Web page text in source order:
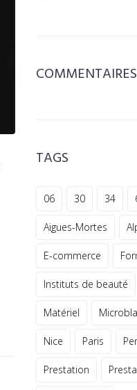
TAGS
06 30 34
Aigues-Mortes
E-commerce
Instituts de beauté
Matériel
Nice Paris
Prestation